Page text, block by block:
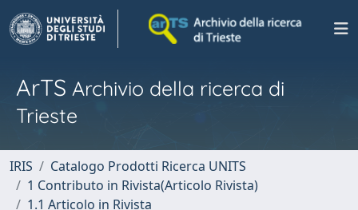
ArTS Archivio della ricerca di
Trieste
IRIS
Catalogo Prodotti Ricerca UNITS
1 Contributo in Rivista(Articolo Rivista)
1.1 Articolo in Rivista